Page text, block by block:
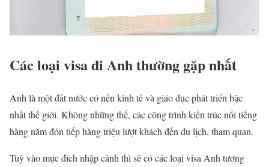
Các loại visa đi Anh thường gặp nhất
Anh là một đất nước có nền kinh tế và giáo dục phát triển bậc
nhất thế giới. Không những thế, các công trình kiến trúc nổi tiếng
hàng năm đón tiếp hàng triệu lượt khách đến du lịch, tham quan.
Tuỳ vào mục đích nhập cảnh thì sẽ có các loại visa Anh tương